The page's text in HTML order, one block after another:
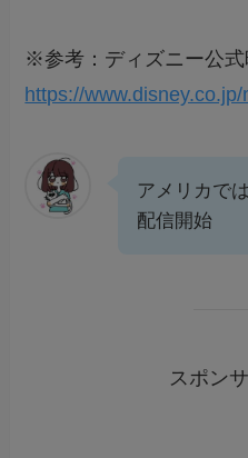
※参考：ディズニー公式
https://
アメリカで
配信開始
スポン